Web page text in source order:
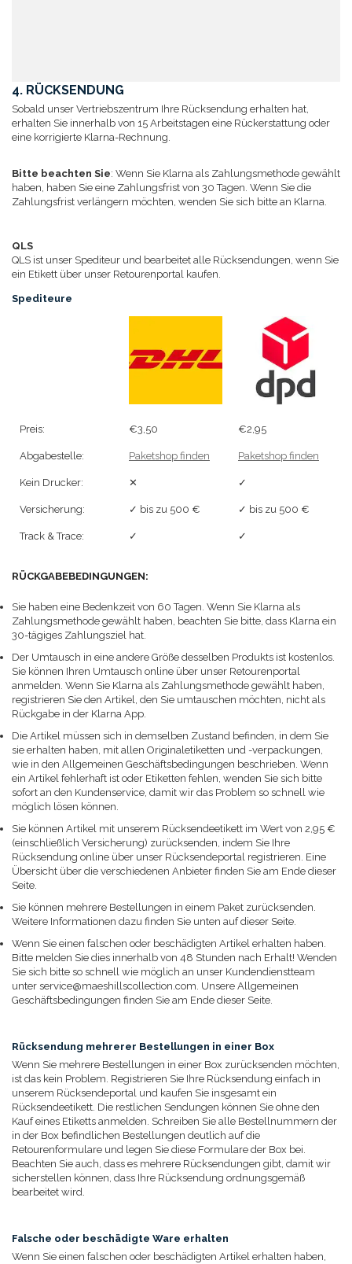
4. RÜCKSENDUNG
Sobald unser Vertriebszentrum Ihre Rücksendung erhalten hat,
erhalten Sie innerhalb von 15 Arbeitstagen eine Rückerstattung oder
eine korrigierte Klarna-Rechnung.
Bitte beachten Sie: Wenn Sie Klarna als Zahlungsmethode gewählt
haben, haben Sie eine Zahlungsfrist von 30 Tagen. Wenn Sie die
Zahlungsfrist verlängern möchten, wenden Sie sich bitte an Klarna.
QLS
QLS ist unser Spediteur und bearbeitet alle Rücksendungen, wenn Sie
ein Etikett über unser Retourenportal kaufen.
Spediteure
Preis: €3,50 €2,95
Abgabestelle: Paketshop finden Paketshop finden
Kein Drucker: ✕ ✓
Versicherung: ✓ bis zu 500 € ✓ bis zu 500 €
Track & Trace: ✓ ✓
RÜCKGABEBEDINGUNGEN:
Sie haben eine Bedenkzeit von 60 Tagen. Wenn Sie Klarna als
Zahlungsmethode gewählt haben, beachten Sie bitte, dass Klarna ein
30-tägiges Zahlungsziel hat.
Der Umtausch in eine andere Größe desselben Produkts ist kostenlos.
Sie können Ihren Umtausch online über unser Retourenportal
anmelden. Wenn Sie Klarna als Zahlungsmethode gewählt haben,
registrieren Sie den Artikel, den Sie umtauschen möchten, nicht als
Rückgabe in der Klarna App.
Die Artikel müssen sich in demselben Zustand befinden, in dem Sie
sie erhalten haben, mit allen Originaletiketten und -verpackungen,
wie in den Allgemeinen Geschäftsbedingungen beschrieben. Wenn
ein Artikel fehlerhaft ist oder Etiketten fehlen, wenden Sie sich bitte
sofort an den Kundenservice, damit wir das Problem so schnell wie
möglich lösen können.
Sie können Artikel mit unserem Rücksendeetikett im Wert von 2,95 €
(einschließlich Versicherung) zurücksenden, indem Sie Ihre
Rücksendung online über unser Rücksendeportal registrieren. Eine
Übersicht über die verschiedenen Anbieter finden Sie am Ende dieser
Seite.
Sie können mehrere Bestellungen in einem Paket zurücksenden.
Weitere Informationen dazu finden Sie unten auf dieser Seite.
Wenn Sie einen falschen oder beschädigten Artikel erhalten haben.
Bitte melden Sie dies innerhalb von 48 Stunden nach Erhalt! Wenden
Sie sich bitte so schnell wie möglich an unser Kundendienstteam
unter service@maeshillscollection.com. Unsere Allgemeinen
Geschäftsbedingungen finden Sie am Ende dieser Seite.
Rücksendung mehrerer Bestellungen in einer Box
Wenn Sie mehrere Bestellungen in einer Box zurücksenden möchten,
ist das kein Problem. Registrieren Sie Ihre Rücksendung einfach in
unserem Rücksendeportal und kaufen Sie insgesamt ein
Rücksendeetikett. Die restlichen Sendungen können Sie ohne den
Kauf eines Etiketts anmelden. Schreiben Sie alle Bestellnummern der
in der Box befindlichen Bestellungen deutlich auf die
Retourenformulare und legen Sie diese Formulare der Box bei.
Beachten Sie auch, dass es mehrere Rücksendungen gibt, damit wir
sicherstellen können, dass Ihre Rücksendung ordnungsgemäß
bearbeitet wird.
Falsche oder beschädigte Ware erhalten
Wenn Sie einen falschen oder beschädigten Artikel erhalten haben,